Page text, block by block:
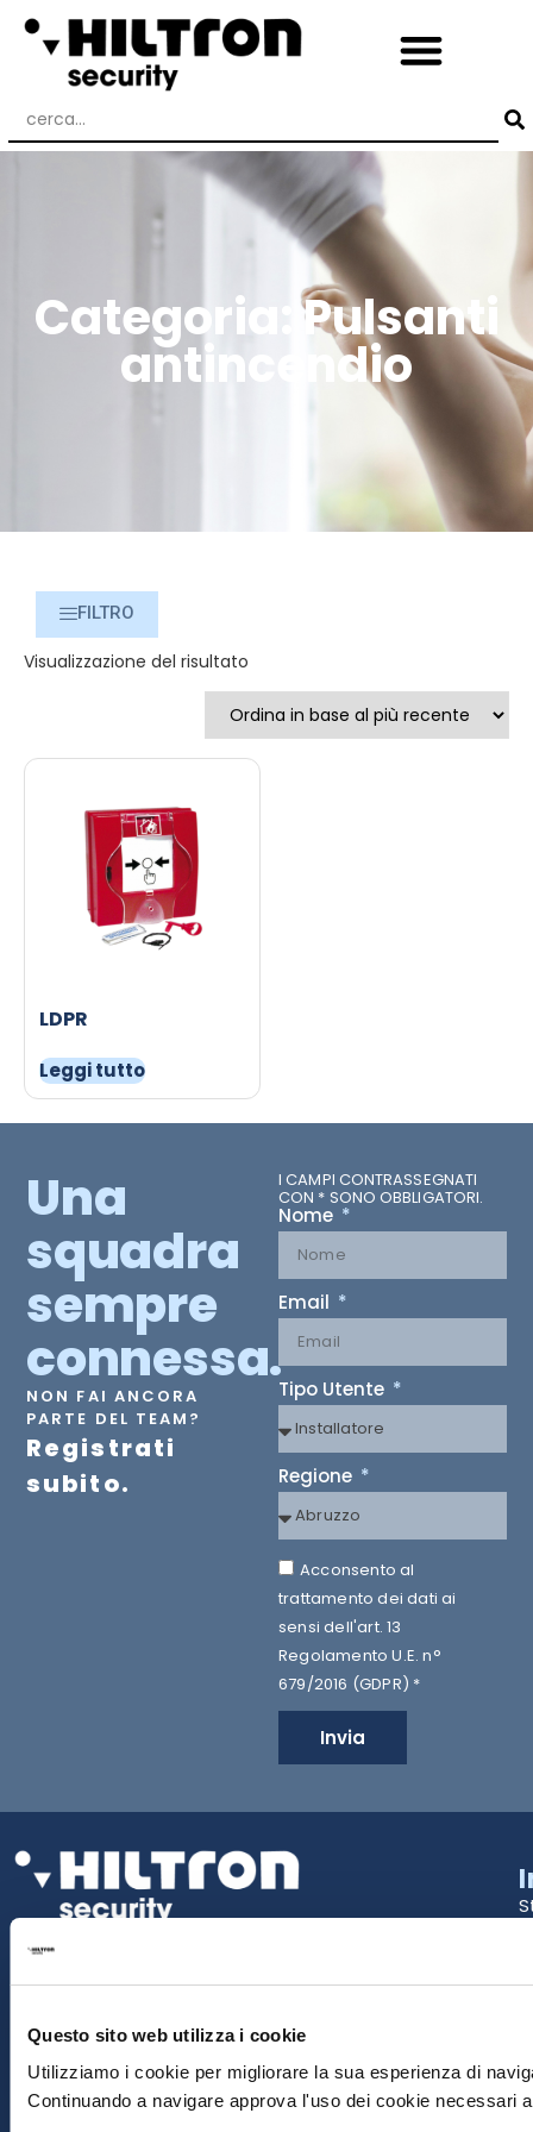
Questo sito web utilizza i cookie
Utilizziamo i cookie per migliorare la sua esperienza di
Continuando a navigare approva l'uso dei cookie necessari
Categoria: Pulsanti
antincendio
FILTRO
Visualizzazione del risultato
LDPR
Leggi tutto
Una
squadra
sempre
connessa.
NON FAI ANCORA
PARTE DEL TEAM?
Registrati
subito.
I CAMPI CONTRASSEGNATI
CON * SONO OBBLIGATORI.
Nome
Email
Tipo Utente
Regione
Acconsento al
trattamento dei dati ai
sensi dell'art. 13
Regolamento U.E. n°
679/2016 (GDPR) *
Invia